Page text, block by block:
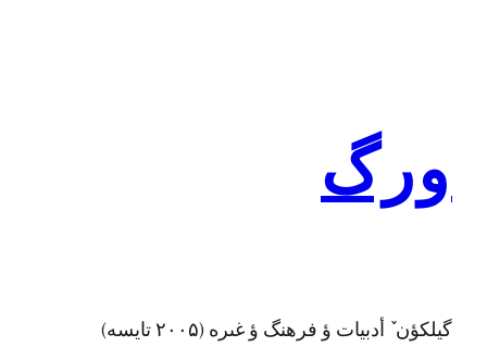
ورگ
گيلکؤن ٚ أدبیات ؤ فرهنگ ؤ غىره (۲۰۰۵ تايسه)